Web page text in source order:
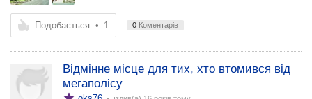
Подобається • 1 0 Коментарів
Відмінне місце для тих, хто втомився від
мегаполісу